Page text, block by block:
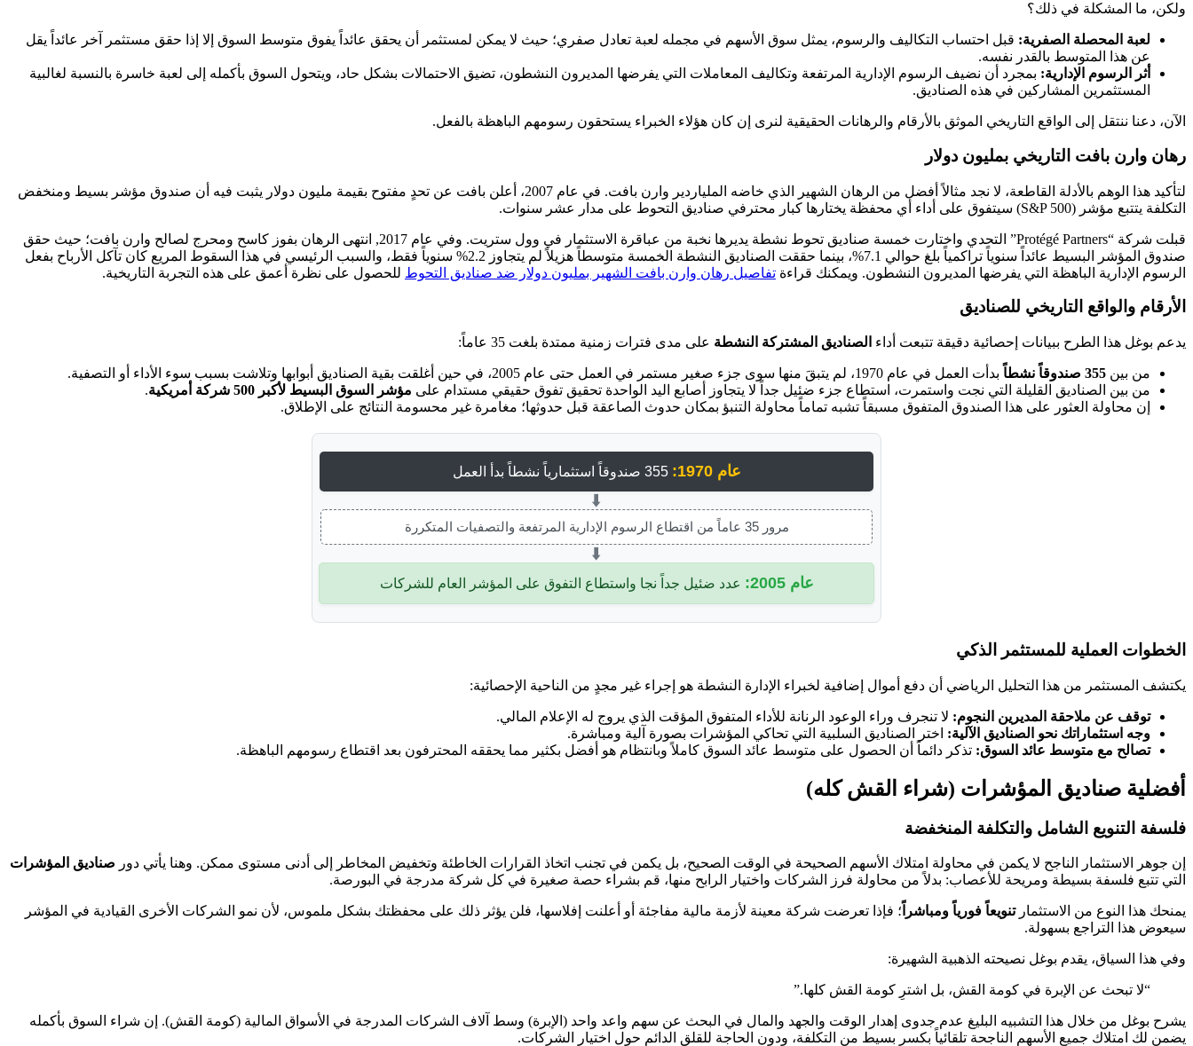
ولكن، ما المشكلة في ذلك؟
لعبة المحصلة الصفرية: قبل احتساب التكاليف والرسوم، يمثل سوق الأسهم في مجمله لعبة تعادل صفري؛ حيث لا يمكن لمستثمر أن يحقق عائداً يفوق متوسط السوق إلا إذا حقق مستثمر آخر عائداً يقل
عن هذا المتوسط بالقدر نفسه.
أثر الرسوم الإدارية: بمجرد أن نضيف الرسوم الإدارية المرتفعة وتكاليف المعاملات التي يفرضها المديرون النشطون، تضيق الاحتمالات بشكل حاد، ويتحول السوق بأكمله إلى لعبة خاسرة بالنسبة لغالبية
المستثمرين المشاركين في هذه الصناديق.
الآن، دعنا ننتقل إلى الواقع التاريخي الموثق بالأرقام والرهانات الحقيقية لنرى إن كان هؤلاء الخبراء يستحقون رسومهم الباهظة بالفعل.
رهان وارن بافت التاريخي بمليون دولار
لتأكيد هذا الوهم بالأدلة القاطعة، لا نجد مثالاً أفضل من الرهان الشهير الذي خاضه الملياردير وارن بافت. في عام 2007، أعلن بافت عن تحدٍ مفتوح بقيمة مليون دولار يثبت فيه أن صندوق مؤشر بسيط ومنخفض
التكلفة يتتبع مؤشر (S&P 500) سيتفوق على أداء أي محفظة يختارها كبار محترفي صناديق التحوط على مدار عشر سنوات.
قبلت شركة “Protégé Partners” التحدي واختارت خمسة صناديق تحوط نشطة يديرها نخبة من عباقرة الاستثمار في وول ستريت. وفي عام 2017, انتهى الرهان بفوز كاسح ومحرج لصالح وارن بافت؛ حيث حقق
صندوق المؤشر البسيط عائداً سنوياً تراكمياً بلغ حوالي 7.1%، بينما حققت الصناديق النشطة الخمسة متوسطاً هزيلاً لم يتجاوز 2.2% سنوياً فقط، والسبب الرئيسي في هذا السقوط المريع كان تآكل الأرباح بفعل
الرسوم الإدارية الباهظة التي يفرضها المديرون النشطون. ويمكنك قراءة تفاصيل رهان وارن بافت الشهير بمليون دولار ضد صناديق التحوط للحصول على نظرة أعمق على هذه التجربة التاريخية.
الأرقام والواقع التاريخي للصناديق
يدعم بوغل هذا الطرح ببيانات إحصائية دقيقة تتبعت أداء الصناديق المشتركة النشطة على مدى فترات زمنية ممتدة بلغت 35 عاماً:
من بين 355 صندوقاً نشطاً
بدأت العمل في عام 1970، لم يتبقَ منها سوى جزء صغير مستمر في العمل حتى عام 2005، في حين أغلقت بقية الصناديق أبوابها وتلاشت بسبب سوء الأداء أو التصفية.
من بين الصناديق القليلة التي نجت واستمرت، استطاع جزء ضئيل جداً لا يتجاوز أصابع اليد الواحدة تحقيق تفوق حقيقي مستدام على مؤشر السوق البسيط لأكبر 500 شركة أمريكية
.
إن محاولة العثور على هذا الصندوق المتفوق مسبقاً تشبه تماماً محاولة التنبؤ بمكان حدوث الصاعقة قبل حدوثها؛ مغامرة غير محسومة النتائج على الإطلاق.
عام 1970: 355 صندوقاً استثمارياً نشطاً بدأ العمل
⬇️
مرور 35 عاماً من اقتطاع الرسوم الإدارية المرتفعة والتصفيات المتكررة
⬇️
عام 2005: عدد ضئيل جداً نجا واستطاع التفوق على المؤشر العام للشركات
الخطوات العملية للمستثمر الذكي
يكتشف المستثمر من هذا التحليل الرياضي أن دفع أموال إضافية لخبراء الإدارة النشطة هو إجراء غير مجدٍ من الناحية الإحصائية:
توقف عن ملاحقة المديرين النجوم: لا تنجرف وراء الوعود الرنانة للأداء المتفوق المؤقت الذي يروج له الإعلام المالي.
وجه استثماراتك نحو الصناديق الآلية: اختر الصناديق السلبية التي تحاكي المؤشرات بصورة آلية ومباشرة.
تصالح مع متوسط عائد السوق: تذكر دائماً أن الحصول على متوسط عائد السوق كاملاً وبانتظام هو أفضل بكثير مما يحققه المحترفون بعد اقتطاع رسومهم الباهظة.
أفضلية صناديق المؤشرات (شراء القش كله)
فلسفة التنويع الشامل والتكلفة المنخفضة
إن جوهر الاستثمار الناجح لا يكمن في محاولة امتلاك الأسهم الصحيحة في الوقت الصحيح، بل يكمن في تجنب اتخاذ القرارات الخاطئة وتخفيض المخاطر إلى أدنى مستوى ممكن. وهنا يأتي دور صناديق المؤشرات
التي تتبع فلسفة بسيطة ومريحة للأعصاب: بدلاً من محاولة فرز الشركات واختيار الرابح منها، قم بشراء حصة صغيرة في كل شركة مدرجة في البورصة.
يمنحك هذا النوع من الاستثمارتنويعاً فورياً ومباشراً ؛ فإذا تعرضت شركة معينة لأزمة مالية مفاجئة أو أعلنت إفلاسها، فلن يؤثر ذلك على محفظتك بشكل ملموس، لأن نمو الشركات الأخرى القيادية في المؤشر
سيعوض هذا التراجع بسهولة.
وفي هذا السياق، يقدم بوغل نصيحته الذهبية الشهيرة:
“لا تبحث عن الإبرة في كومة القش، بل اشترِ كومة القش كلها.”
يشرح بوغل من خلال هذا التشبيه البليغ عدم جدوى إهدار الوقت والجهد والمال في البحث عن سهم واعد واحد (الإبرة) وسط آلاف الشركات المدرجة في الأسواق المالية (كومة القش). إن شراء السوق بأكمله
يضمن لك امتلاك جميع الأسهم الناجحة تلقائياً بكسر بسيط من التكلفة، ودون الحاجة للقلق الدائم حول اختيار الشركات.